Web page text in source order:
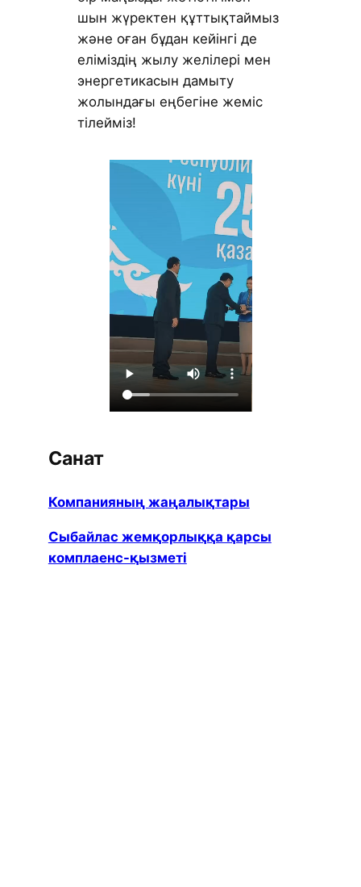
шын жүректен құттықтаймыз
және оған бұдан кейінгі де
еліміздің жылу желілері мен
энергетикасын дамыту
жолындағы еңбегіне жеміс
тілейміз!
Санат
Компанияның жаңалықтары
Сыбайлас жемқорлыққа қарсы
комплаенс-қызметі